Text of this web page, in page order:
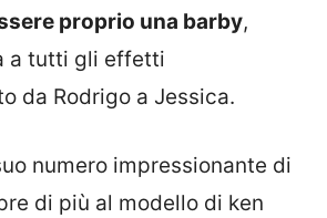
proprio una barby,
a tutti gli effetti
da Rodrigo a Jessica.
numero impressionante di
di più al modello di ken